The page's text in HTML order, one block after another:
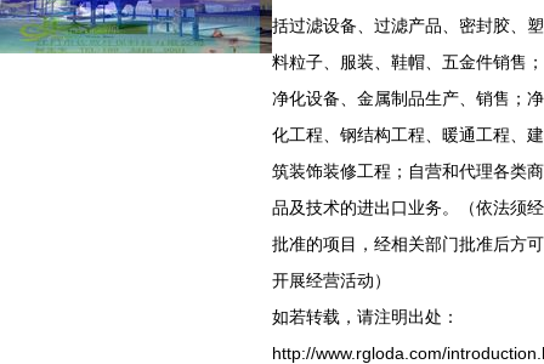
括过滤设备、过滤产品、密封胶、塑
料粒子、服装、鞋帽、五金件销售；
净化设备、金属制品生产、销售；净
化工程、钢结构工程、暖通工程、建
筑装饰装修工程；自营和代理各类商
品及技术的进出口业务。（依法须经
批准的项目，经相关部门批准后方可
开展经营活动）
如若转载，请注明出处：
http://www.rgloda.com/